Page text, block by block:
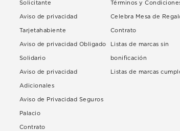
Solicitante
Aviso de privacidad
Tarjetahabiente
Aviso de privacidad Obligado
Solidario
Aviso de privacidad
Adicionales
Aviso de Privacidad Seguros
Palacio
Contrato
Términos y
Celebra Mesa de
Contrato
Listas de marcas sin
bonificación
Listas de marcas